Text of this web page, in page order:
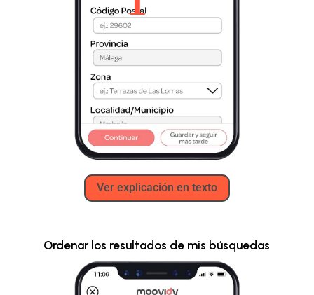
Ver explicación en texto
Ordenar los resultados de mis búsquedas